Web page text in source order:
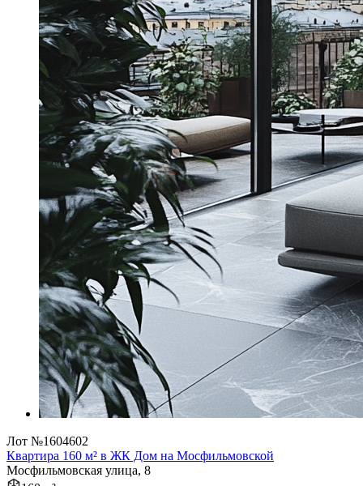
Лот №1604602
Квартира 160 м² в ЖК Дом на Мосфильмовской
Мосфильмовская улица, 8